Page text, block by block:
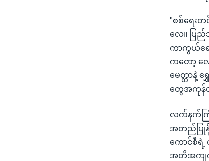
"စစ်ရေး
လေ။ ပြ
ကာကွယ်ရေ
ကတော့ လ
မေတ္တာနဲ့
တွေအကုန်လုံ
လက်နက်က
အတည်ပြု
ကောင်စီ
အတိအကျ